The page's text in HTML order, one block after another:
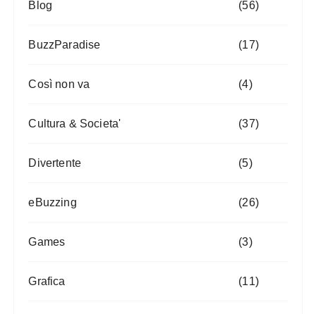
Blog (56)
BuzzParadise (17)
Così non va (4)
Cultura & Societa' (37)
Divertente (5)
eBuzzing (26)
Games (3)
Grafica (11)